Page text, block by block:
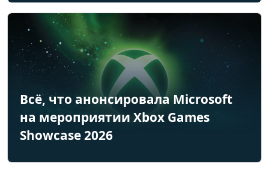
Всё, что анонсировала Microsoft
на мероприятии Xbox Games
Showcase 2026